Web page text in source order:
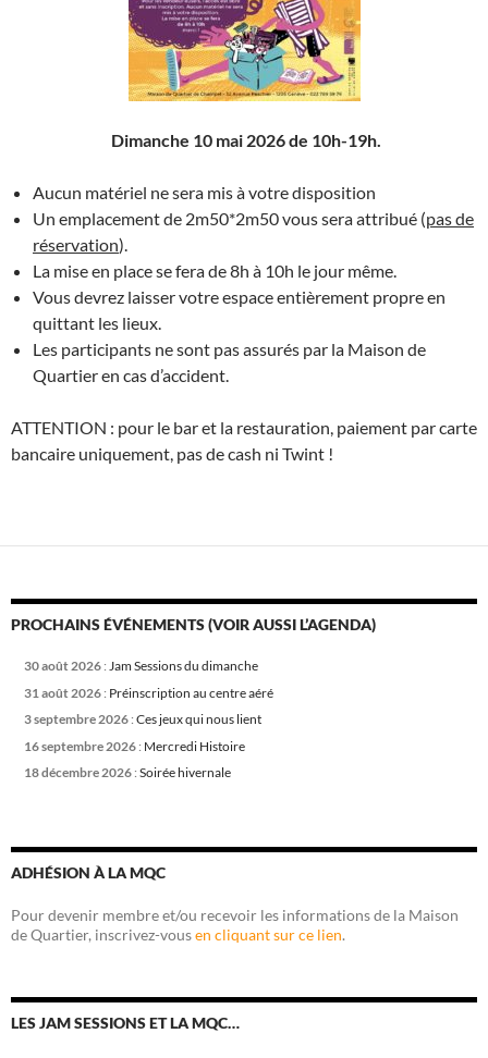
Dimanche 10 mai 2026 de 10h-19h.
Aucun matériel ne sera mis à votre disposition
Un emplacement de 2m50*2m50 vous sera attribué (pas de
réservation).
La mise en place se fera de 8h à 10h le jour même.
Vous devrez laisser votre espace entièrement propre en
quittant les lieux.
Les participants ne sont pas assurés par la Maison de
Quartier en cas d’accident.
ATTENTION : pour le bar et la restauration, paiement par carte
bancaire uniquement, pas de cash ni Twint !
PROCHAINS ÉVÉNEMENTS (VOIR AUSSI L’AGENDA)
30 août 2026: Jam Sessions du dimanche
31 août 2026: Préinscription au centre aéré
3 septembre 2026: Ces jeux qui nous lient
16 septembre 2026: Mercredi Histoire
18 décembre 2026: Soirée hivernale
ADHÉSION À LA MQC
Pour devenir membre et/ou recevoir les informations de la Maison
de Quartier, inscrivez-vousen cliquant sur ce lien.
LES JAM SESSIONS ET LA MQC…